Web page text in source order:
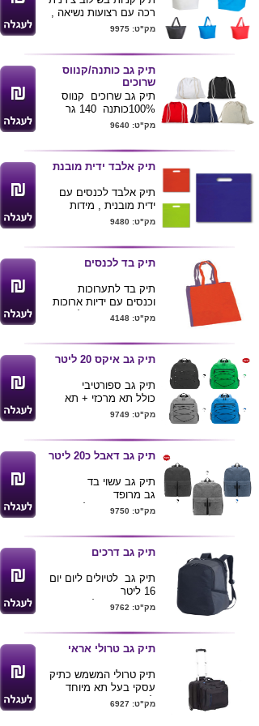
רכה עם רצועות נשיאה ,
שומר קום חום .
ניתן להדפיס לוגו הלקוח
ע"ג המוצר .
מק"ט: 9975
תיק גב כותנה/קנווס
שרוכים
תיק גב שרוכים קנווס
100%כותנה 140 גר
מגיע בצבט טבעי ובמבחר
גודל תיק 38*42
מתאים לקייטנה לחדר
כושר לתלמידים ועוד
ניתן להדפיס לוגו של
הלקוח
מק"ט: 9640
תיק אלבד ידית מובנת
תיק אלבד לכנסים עם
ידית מובנית , מידות
26*36ס"מ
התיק
מק"ט: 9480
תיק בד לכנסים
תיק בד לתערוכות
וכנסים עם ידיות ארוכות
ושטח פרסום גדול צבעוני.
תיק דומה קיים גםבצבע
טבעי .
מק"ט: 4148
תיק גב איקס 20 ליטר
תיק גב ספורטיבי
כולל תא מרכזי + תא
רוכסן נוסף
גודל תיק 45*30*15
מגיע בצבעים שחור תכלת
אפור ירוק בהיר
ניתן להדפיס לוגו של
הלקוח
מק"ט: 9749
תיק גב דאבל כ20 ליטר
תיק גב עשוי בד
גב מרופד
1 תא מרכזי גדול
+2 כיסי רשת בצדדים
לבקבוקים
גודל תיק 41*32*13
ניתן להדפיס לוגו של
הלקוח
מק"ט: 9750
תיק גב דרכים
תיק גב לטיולים ליום יום
16 ליטר
תא מרכזי גדול +תא נוסף
כולל כיסי צד
בד קורדורה
גודל 40*28*15
גב וכתפיות מרופד גב
עם כיסוי רשת נושם
ניתן להדפיס/לרקום לוגו
של הלקוח
מק"ט: 9762
תיק גב טרולי אראי
תיק טרולי המשמש כתיק
עסקי בעל תא מיוחד
למחשב נייד.
מק"ט: 6927